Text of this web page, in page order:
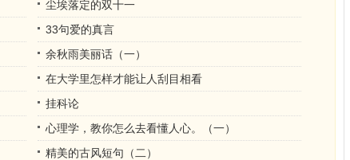
尘埃落定的双十一
33句爱的真言
余秋雨美丽话（一）
在大学里怎样才能让人刮目相看
挂科论
心理学，教你怎么去看懂人心。（一）
精美的古风短句（二）